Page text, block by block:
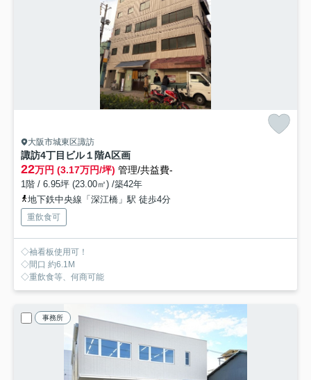
大阪市城東区諏訪
諏訪4丁目ビル１階A区画
22万円 (3.17万円/坪) 管理/共益費-
1階 / 6.95坪 (23.00㎡) /築42年
地下鉄中央線「深江橋」駅 徒歩4分
重飲食可
◇袖看板使用可！
◇間口 約6.1M
◇重飲食等、何商可能
事務所